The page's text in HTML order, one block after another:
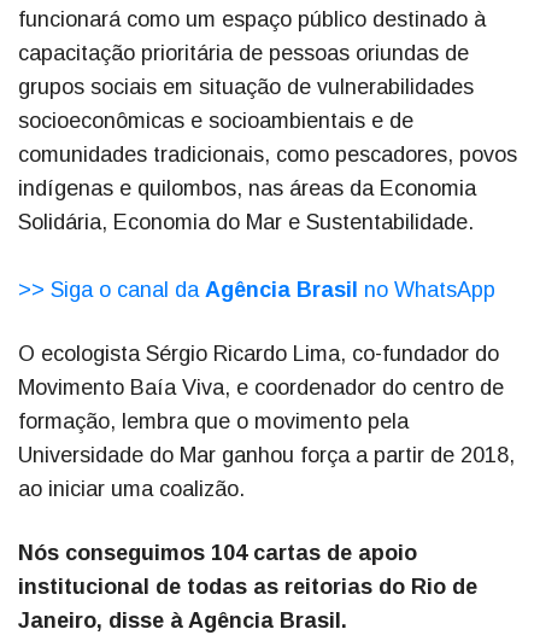
funcionará como um espaço público destinado à
capacitação prioritária de pessoas oriundas de
grupos sociais em situação de vulnerabilidades
socioeconômicas e socioambientais e de
comunidades tradicionais, como pescadores, povos
indígenas e quilombos, nas áreas da Economia
Solidária, Economia do Mar e Sustentabilidade.
>> Siga o canal da Agência Brasil no WhatsApp
O ecologista Sérgio Ricardo Lima, co-fundador do
Movimento Baía Viva, e coordenador do centro de
formação, lembra que o movimento pela
Universidade do Mar ganhou força a partir de 2018,
ao iniciar uma coalizão.
Nós conseguimos 104 cartas de apoio
institucional de todas as reitorias do Rio de
Janeiro, disse à Agência Brasil.